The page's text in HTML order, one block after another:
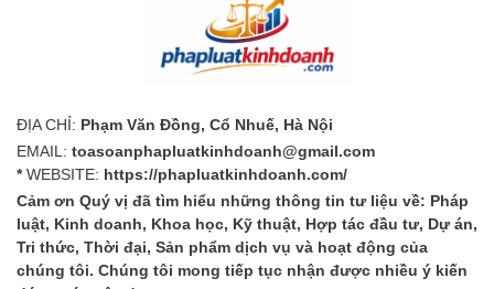
ĐỊA CHỈ: Phạm Văn Đồng, Cổ Nhuế, Hà Nội
EMAIL: toasoanphapluatkinhdoanh@gmail.com
*WEBSITE: https://phapluatkinhdoanh.com/
Cảm ơn Quý vị đã tìm hiểu những thông tin tư liệu về: Pháp
luật, Kinh doanh, Khoa học, Kỹ thuật, Hợp tác đầu tư, Dự án,
Tri thức, Thời đại, Sản phẩm dịch vụ và hoạt động của
chúng tôi. Chúng tôi mong tiếp tục nhận được nhiều ý kiến